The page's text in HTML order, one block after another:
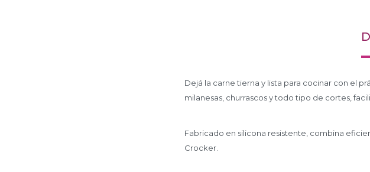
Dejá la carne tierna y lista para cocinar con el
milanesas, churrascos y todo tipo de cortes,
Fabricado en silicona resistente, combina
Crocker.